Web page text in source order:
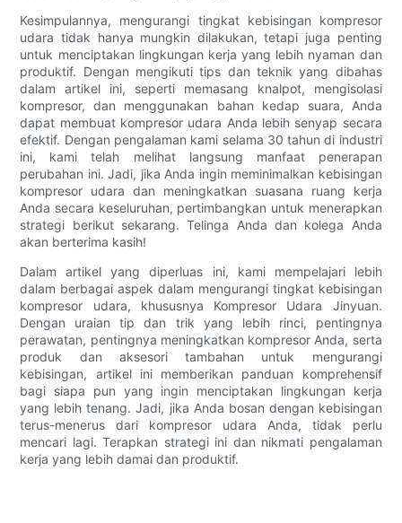
Kesimpulannya, mengurangi tingkat kebisingan kompresor
udara tidak hanya mungkin dilakukan, tetapi juga penting
untuk menciptakan lingkungan kerja yang lebih nyaman dan
produktif. Dengan mengikuti tips dan teknik yang dibahas
dalam artikel ini, seperti memasang knalpot, mengisolasi
kompresor, dan menggunakan bahan kedap suara, Anda
dapat membuat kompresor udara Anda lebih senyap secara
efektif. Dengan pengalaman kami selama 30 tahun di industri
ini, kami telah melihat langsung manfaat penerapan
perubahan ini. Jadi, jika Anda ingin meminimalkan kebisingan
kompresor udara dan meningkatkan suasana ruang kerja
Anda secara keseluruhan, pertimbangkan untuk menerapkan
strategi berikut sekarang. Telinga Anda dan kolega Anda
akan berterima kasih!
Dalam artikel yang diperluas ini, kami mempelajari lebih
dalam berbagai aspek dalam mengurangi tingkat kebisingan
kompresor udara, khususnya Kompresor Udara Jinyuan.
Dengan uraian tip dan trik yang lebih rinci, pentingnya
perawatan, pentingnya meningkatkan kompresor Anda, serta
produk dan aksesori tambahan untuk mengurangi
kebisingan, artikel ini memberikan panduan komprehensif
bagi siapa pun yang ingin menciptakan lingkungan kerja
yang lebih tenang. Jadi, jika Anda bosan dengan kebisingan
terus-menerus dari kompresor udara Anda, tidak perlu
mencari lagi. Terapkan strategi ini dan nikmati pengalaman
kerja yang lebih damai dan produktif.